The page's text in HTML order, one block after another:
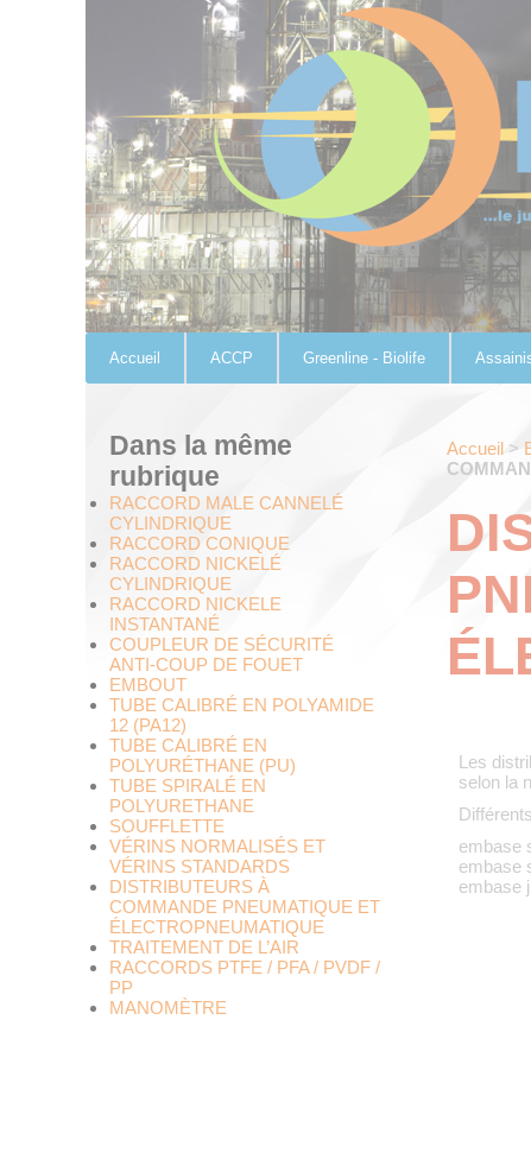
Accueil ACCP Greenline - Biolife
Dans la même
rubrique
RACCORD MALE CANNELÉ
CYLINDRIQUE
RACCORD CONIQUE
RACCORD NICKELÉ
CYLINDRIQUE
RACCORD NICKELE
INSTANTANÉ
COUPLEUR DE SÉCURITÉ
ANTI-COUP DE FOUET
EMBOUT
TUBE CALIBRÉ EN POLYAMIDE
12 (PA12)
TUBE CALIBRÉ EN
POLYURÉTHANE (PU)
TUBE SPIRALÉ EN
POLYURETHANE
SOUFFLETTE
VÉRINS NORMALISÉS ET
VÉRINS STANDARDS
DISTRIBUTEURS À
COMMANDE PNEUMATIQUE ET
ÉLECTROPNEUMATIQUE
TRAITEMENT DE L’AIR
RACCORDS PTFE / PFA / PVDF /
PP
MANOMÈTRE
Accueil >
Les
selon la
embase
embase
embase
Panneau de gestion des cookies